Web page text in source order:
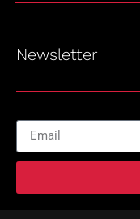
Newsletter